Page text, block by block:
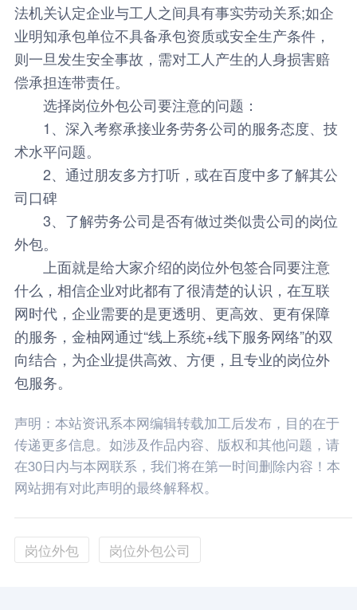
法机关认定企业与工人之间具有事实劳动关系;如企
业明知承包单位不具备承包资质或安全生产条件，
则一旦发生安全事故，需对工人产生的人身损害赔
偿承担连带责任。
选择岗位外包公司要注意的问题：
1、深入考察承接业务劳务公司的服务态度、技
术水平问题。
2、通过朋友多方打听，或在百度中多了解其公
司口碑
3、了解劳务公司是否有做过类似贵公司的岗位
外包。
上面就是给大家介绍的岗位外包签合同要注意
什么，相信企业对此都有了很清楚的认识，在互联
网时代，企业需要的是更透明、更高效、更有保障
的服务， 金柚网通过“线上系统+线下服务网络”的双
向结合，为企业提供高效、方便，且专业的岗位外
包服务。
声明：本站资讯系本网编辑转载加工后发布，目的在于
传递更多信息。如涉及作品内容、版权和其他问题，请
在30日内与本网联系，我们将在第一时间删除内容！本
网站拥有对此声明的最终解释权。
岗位外包 岗位外包公司